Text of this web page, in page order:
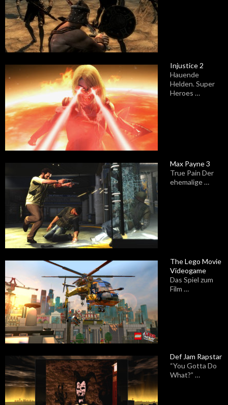
Injustice 2
Hauende
Helden. Super
Heroes …
Max Payne 3
True Pain Der
ehemalige …
The Lego Movie
Videogame
Das Spiel zum
Film …
Def Jam Rapstar
“You Gotta Do
What?” …